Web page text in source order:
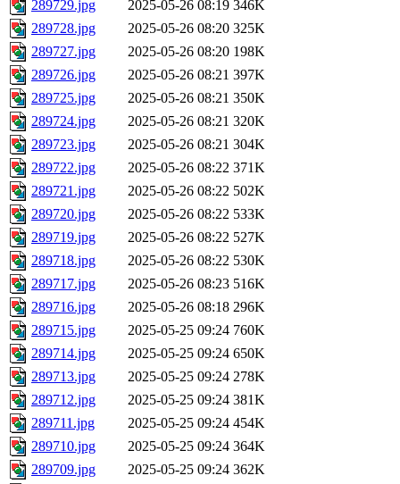
289729.jpg 2025-05-26 08:19 346K
289728.jpg
2025-05-26 08:20 325K
289727.jpg
2025-05-26 08:20 198K
289726.jpg
2025-05-26 08:21 397K
289725.jpg
2025-05-26 08:21 350K
289724.jpg
2025-05-26 08:21 320K
289723.jpg
2025-05-26 08:21 304K
289722.jpg
2025-05-26 08:22 371K
289721.jpg
2025-05-26 08:22 502K
289720.jpg
2025-05-26 08:22 533K
289719.jpg
2025-05-26 08:22 527K
289718.jpg
2025-05-26 08:22 530K
289717.jpg
2025-05-26 08:23 516K
289716.jpg
2025-05-26 08:18 296K
289715.jpg
2025-05-25 09:24 760K
289714.jpg
2025-05-25 09:24 650K
289713.jpg
2025-05-25 09:24 278K
289712.jpg
2025-05-25 09:24 381K
289711.jpg
2025-05-25 09:24 454K
289710.jpg
2025-05-25 09:24 364K
289709.jpg
2025-05-25 09:24 362K